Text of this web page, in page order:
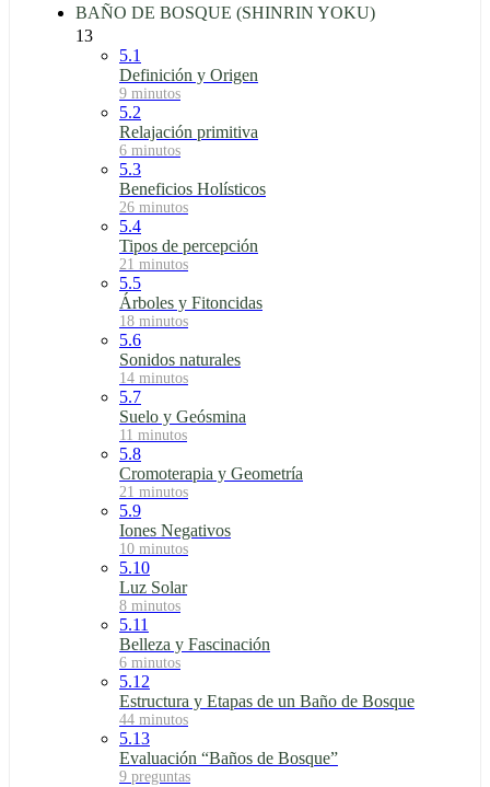
BAÑO DE BOSQUE (SHINRIN YOKU)
13
5.1
Definición y Origen
9 minutos
5.2
Relajación primitiva
6 minutos
5.3
Beneficios Holísticos
26 minutos
5.4
Tipos de percepción
21 minutos
5.5
Árboles y Fitoncidas
18 minutos
5.6
Sonidos naturales
14 minutos
5.7
Suelo y Geósmina
11 minutos
5.8
Cromoterapia y Geometría
21 minutos
5.9
Iones Negativos
10 minutos
5.10
Luz Solar
8 minutos
5.11
Belleza y Fascinación
6 minutos
5.12
Estructura y Etapas de un Baño de Bosque
44 minutos
5.13
Evaluación “Baños de Bosque”
9 preguntas